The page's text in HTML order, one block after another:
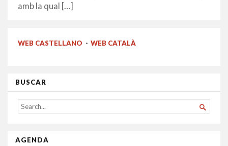
amb la qual […]
WEB CASTELLANO · WEB CATALÀ
BUSCAR
SEARCH
FOR...

AGENDA